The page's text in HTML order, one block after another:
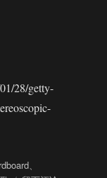
28/getty-
、